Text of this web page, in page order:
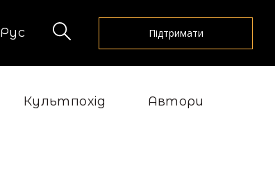
Рус Підтримати
Культпохід Автори